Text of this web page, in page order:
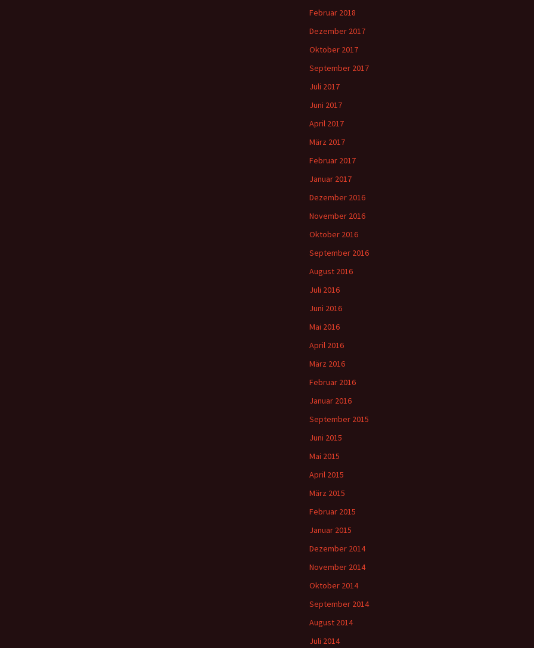
Februar 2018
Dezember 2017
Oktober 2017
September 2017
Juli 2017
Juni 2017
April 2017
März 2017
Februar 2017
Januar 2017
Dezember 2016
November 2016
Oktober 2016
September 2016
August 2016
Juli 2016
Juni 2016
Mai 2016
April 2016
März 2016
Februar 2016
Januar 2016
September 2015
Juni 2015
Mai 2015
April 2015
März 2015
Februar 2015
Januar 2015
Dezember 2014
November 2014
Oktober 2014
September 2014
August 2014
Juli 2014